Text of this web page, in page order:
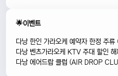
🌟이벤트
다낭 한인 가라오케 예약자 한정 주류
다낭 벤츠가라오케 KTV 주대 할인 해
다낭 에어드랍 클럽 (AIR DROP